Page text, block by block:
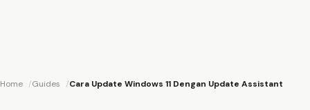
Home Guides Cara Update Windows 11 Dengan Update Assistant